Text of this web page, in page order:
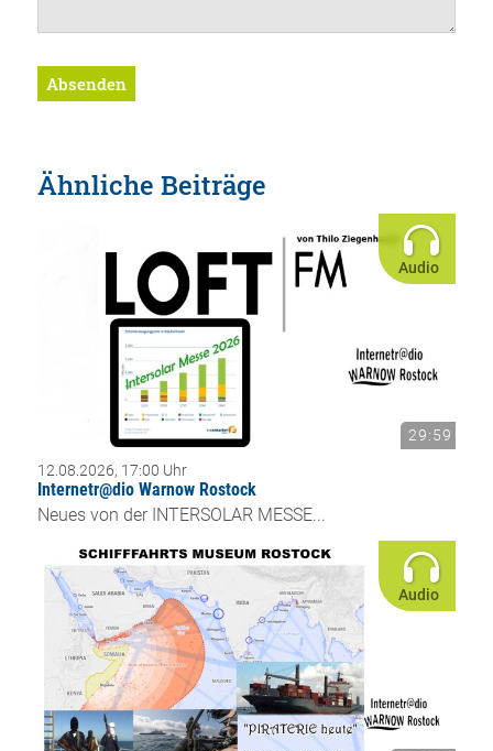
Absenden
Ähnliche Beiträge
Audio
29:59
12.08.2026, 17:00 Uhr
Internetr@dio Warnow Rostock
Neues von der INTERSOLAR MESSE...
Audio